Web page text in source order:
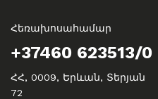
Հեռախոսահամար
+37460 623513/0
ՀՀ, 0009, Երևան, Տերյան
72